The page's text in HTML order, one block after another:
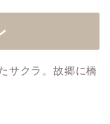
サクラ。故郷に橋